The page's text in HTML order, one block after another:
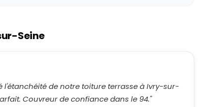
Seine
l'étanchéité de notre toiture terrasse à Ivry-sur-
Couvreur de confiance dans le 94."